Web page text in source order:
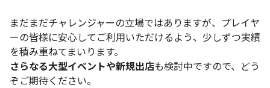
まだまだチャレンジャーの立場ではありますが、プレイヤ
ーの皆様に安心してご利用いただけるよう、少しずつ実績
を積み重ねてまいります。
さらなる大型イベントや新規出店も検討中ですので、どう
ぞご期待ください。